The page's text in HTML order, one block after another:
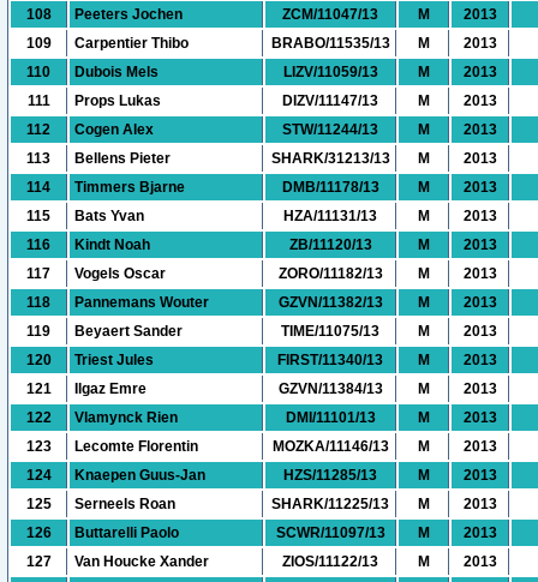
108
Peeters Jochen ZCM/11047/13 M
2013
109
Carpentier Thibo BRABO/11535/13 M
2013
110
Dubois Mels LIZV/11059/13 M
2013
111
Props Lukas DIZV/11147/13 M
2013
112
Cogen Alex STW/11244/13 M
2013
113
Bellens Pieter SHARK/31213/13 M
2013
114
Timmers Bjarne DMB/11178/13 M
2013
115
Bats Yvan HZA/11131/13 M
2013
116
Kindt Noah ZB/11120/13 M
2013
117
Vogels Oscar ZORO/11182/13 M
2013
118
Pannemans Wouter GZVN/11382/13 M
2013
119
Beyaert Sander TIME/11075/13 M
2013
120
Triest Jules FIRST/11340/13 M
2013
121
Ilgaz Emre GZVN/11384/13 M
2013
122
Vlamynck Rien DMI/11101/13 M
2013
123
Lecomte Florentin MOZKA/11146/13 M
2013
124
Knaepen Guus-Jan HZS/11285/13 M
2013
125
Serneels Roan SHARK/11225/13 M
2013
126
Buttarelli Paolo SCWR/11097/13 M
2013
127
Van Houcke Xander ZIOS/11122/13 M 2013